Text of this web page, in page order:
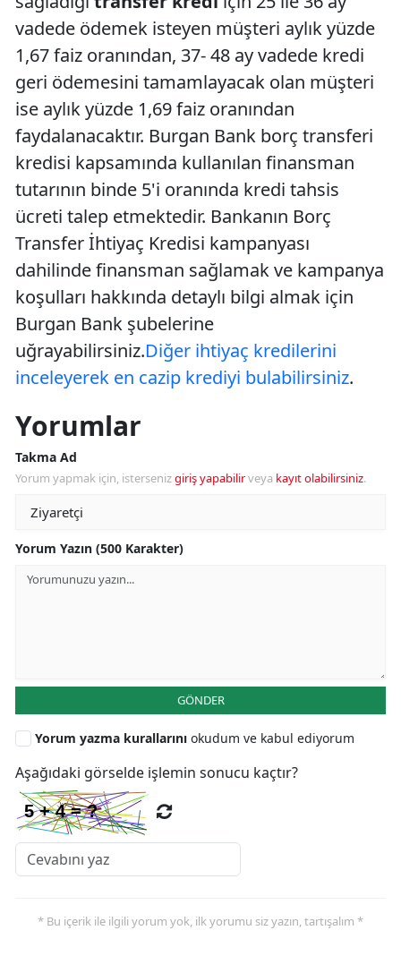
vadede ödemek isteyen müşteri aylık yüzde
1,67 faiz oranından, 37- 48 ay vadede kredi
geri ödemesini tamamlayacak olan müşteri
ise aylık yüzde 1,69 faiz oranından
faydalanacaktır. Burgan Bank borç transferi
kredisi kapsamında kullanılan finansman
tutarının binde 5'i oranında kredi tahsis
ücreti talep etmektedir. Bankanın Borç
Transfer İhtiyaç Kredisi kampanyası
dahilinde finansman sağlamak ve kampanya
koşulları hakkında detaylı bilgi almak için
Burgan Bank şubelerine
uğrayabilirsiniz.Diğer ihtiyaç kredilerini
inceleyerek en cazip krediyi bulabilirsiniz.
Yorumlar
Takma Ad
Yorum yapmak için, istersenizgiriş yapabilirveya kayıt olabilirsiniz.
Yorum Yazın (500 Karakter)
GÖNDER
Yorum yazma kurallarını okudum ve kabul ediyorum
Aşağıdaki görselde işlemin sonucu kaçtır?
* Bu içerik ile ilgili yorum yok, ilk yorumu siz yazın, tartışalım *